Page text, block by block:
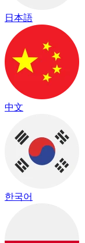
日本語
中文
한국어